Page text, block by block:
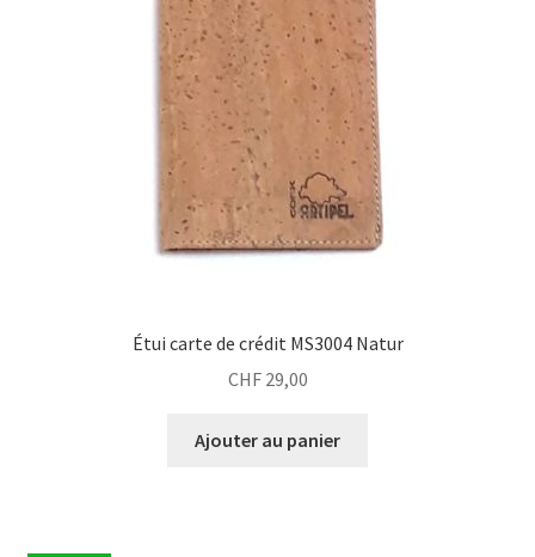
Étui carte de crédit MS3004 Natur
CHF29,00
Ajouter au panier